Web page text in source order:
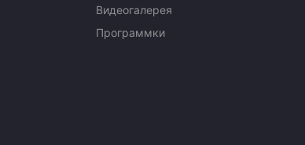
Видеогалерея
Программки